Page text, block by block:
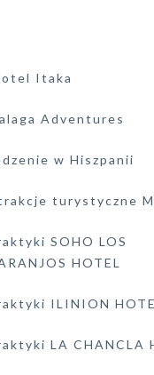
Itaka
Adventures
w Hiszpanii
turystyczne
SOHO LOS
HOTEL
ILINION
LA CHANCLA